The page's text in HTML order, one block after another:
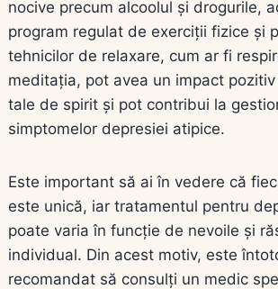
nocive precum alcoolul și drogurile,
program regulat de exerciții fizice și
tehnicilor de relaxare, cum ar fi
meditația, pot avea un impact
tale de spirit și pot contribui la
simptomelor depresiei atipice.
Este important să ai în vedere că
este unică, iar tratamentul pentru
poate varia în funcție de nevoile și
individual. Din acest motiv, este
recomandat să consulți un medic